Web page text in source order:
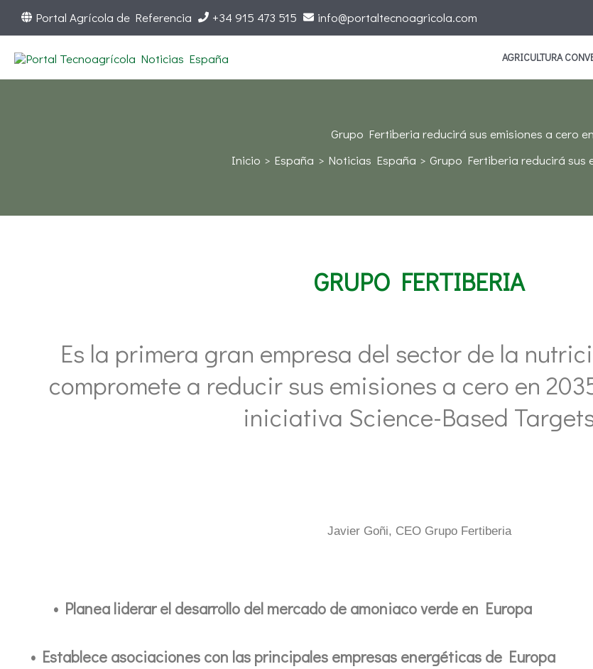
Portal Agrícola de Referencia +34 915 473 515 info@portaltecnoagricola.com
AGRICULTURA
Grupo Fertiberia reducirá sus emisiones a cero
Inicio
España Noticias España Grupo Fertiberia reducirá sus
GRUPO FERTIBERIA
Es la primera gran empresa del sector de la
compromete a reducir sus emisiones a cero en
iniciativa Science-Based
Javier Goñi, CEO Grupo Fertiberia
• Planea liderar el desarrollo del mercado de amoniaco verde en Europa
• Establece asociaciones con las principales empresas energéticas de Europa